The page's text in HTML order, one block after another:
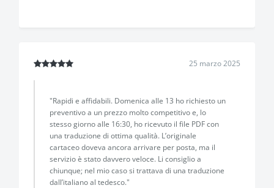
25 marzo 2025
"Rapidi e affidabili. Domenica alle 13 ho richiesto un
preventivo a un prezzo molto competitivo e, lo
stesso giorno alle 16:30, ho ricevuto il file PDF con
una traduzione di ottima qualità. L’originale
cartaceo doveva ancora arrivare per posta, ma il
servizio è stato davvero veloce. Li consiglio a
chiunque; nel mio caso si trattava di una traduzione
dall’italiano al tedesco."